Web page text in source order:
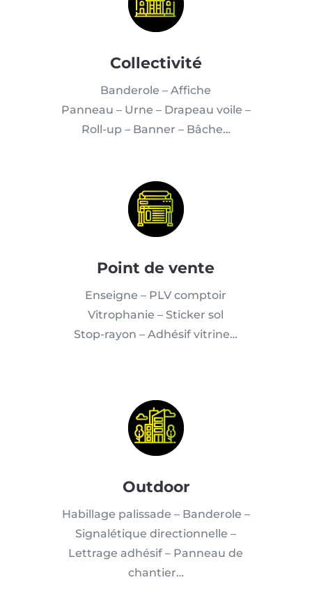
Collectivité
Banderole – Affiche
Panneau – Urne – Drapeau voile –
Roll-up – Banner – Bâche…
Point de vente
Enseigne – PLV comptoir
Vitrophanie – Sticker sol
Stop-rayon – Adhésif vitrine…
Outdoor
Habillage palissade – Banderole –
Signalétique directionnelle –
Lettrage adhésif – Panneau de
chantier…